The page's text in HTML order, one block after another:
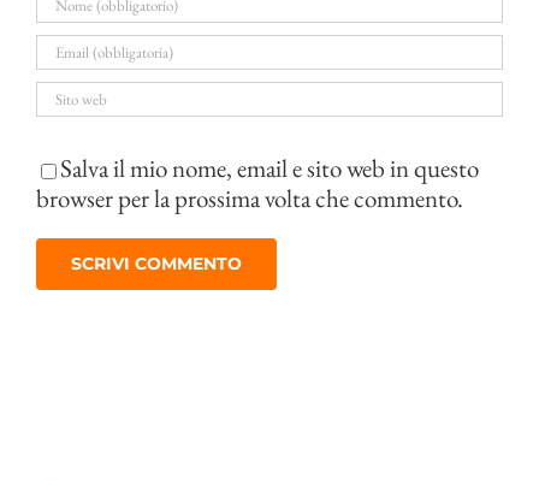
Salva il mio nome, email e sito web in questo
browser per la prossima volta che commento.